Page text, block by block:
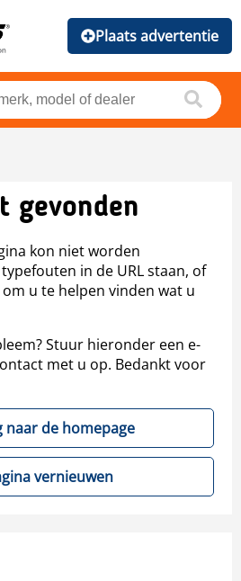
Plaats advertentie
gevonden
kon niet worden
in de URL staan, of
u te helpen vinden wat u
Stuur hieronder een e-
met u op. Bedankt voor
naar de homepage
vernieuwen